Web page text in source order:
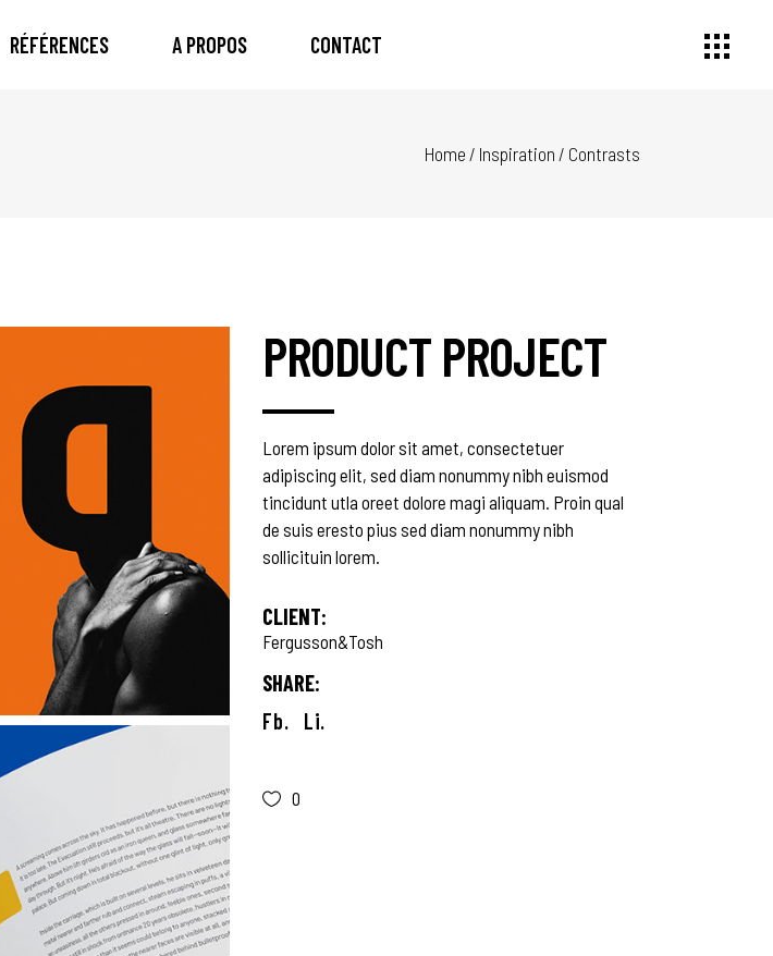
RÉFÉRENCES A PROPOS CONTACT
Home / Inspiration / Contrasts
PRODUCT PROJECT
Lorem ipsum dolor sit amet, consectetuer
adipiscing elit, sed diam nonummy nibh euismod
tincidunt utla oreet dolore magi aliquam. Proin qual
de suis eresto pius sed diam nonummy nibh
sollicituin lorem.
CLIENT:
Fergusson&Tosh
SHARE:
Fb.
Li.
0